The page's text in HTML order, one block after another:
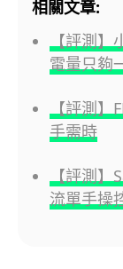
相關文章:
【評測】
電量只夠
【評測】
手需時
【評測】
流單手操